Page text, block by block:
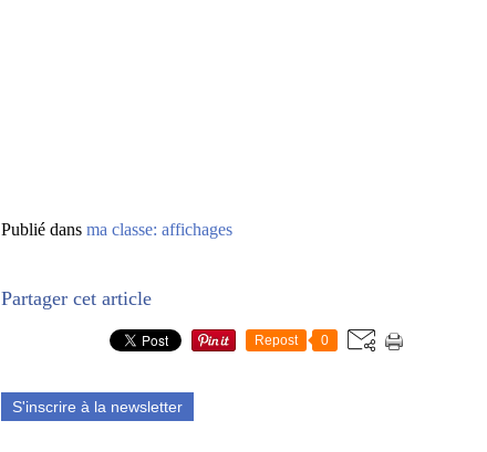
Publié dans ma classe: affichages
Partager cet article
Repost 0
S'inscrire à la newsletter